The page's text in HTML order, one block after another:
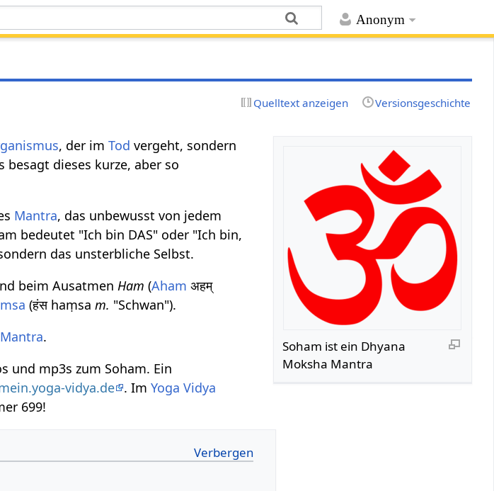
Anonym
Quelltext anzeigen Versionsgeschichte
Soham ist ein Dhyana
Moksha Mantra
, der imTod vergeht, sondern
besagt dieses kurze, aber so
Mantra, das unbewusst von jedem
bedeutet "Ich bin DAS" oder "Ich bin,
das unsterbliche Selbst.
beim Ausatmen Ham (Aham अहम्
(हंस haṃsam. "Schwan").
Mantra.
und mp3s zum Soham. Ein
vidya.de . ImYoga Vidya
699!